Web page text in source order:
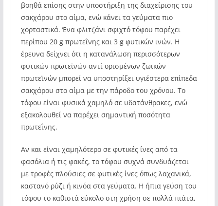
βοηθά επίσης στην υποστήριξη της διαχείρισης του
σακχάρου στο αίμα, ενώ κάνει τα γεύματα πιο
χορταστικά. Ένα φλιτζάνι σφιχτό τόφου παρέχει
περίπου 20 g πρωτεΐνης και 3 g φυτικών ινών. Η
έρευνα δείχνει ότι η κατανάλωση περισσότερων
φυτικών πρωτεϊνών αντί ορισμένων ζωικών
πρωτεϊνών μπορεί να υποστηρίξει υγιέστερα επίπεδα
σακχάρου στο αίμα με την πάροδο του χρόνου. Το
τόφου είναι φυσικά χαμηλό σε υδατάνθρακες, ενώ
εξακολουθεί να παρέχει σημαντική ποσότητα
πρωτεΐνης.
Αν και είναι χαμηλότερο σε φυτικές ίνες από τα
φασόλια ή τις φακές, το τόφου συχνά συνδυάζεται
με τροφές πλούσιες σε φυτικές ίνες όπως λαχανικά,
καστανό ρύζι ή κινόα στα γεύματα. Η ήπια γεύση του
τόφου το καθιστά εύκολο στη χρήση σε πολλά πιάτα,